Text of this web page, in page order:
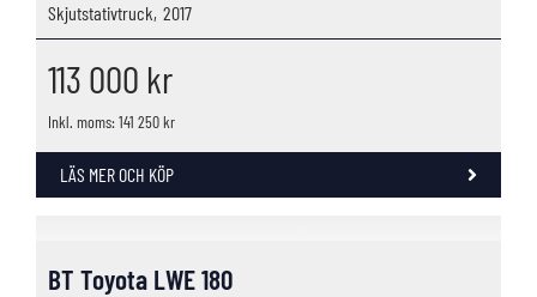
Skjutstativtruck, 2017
113 000 kr
Inkl. moms: 141 250 kr
LÄS MER OCH KÖP
BT Toyota LWE 180